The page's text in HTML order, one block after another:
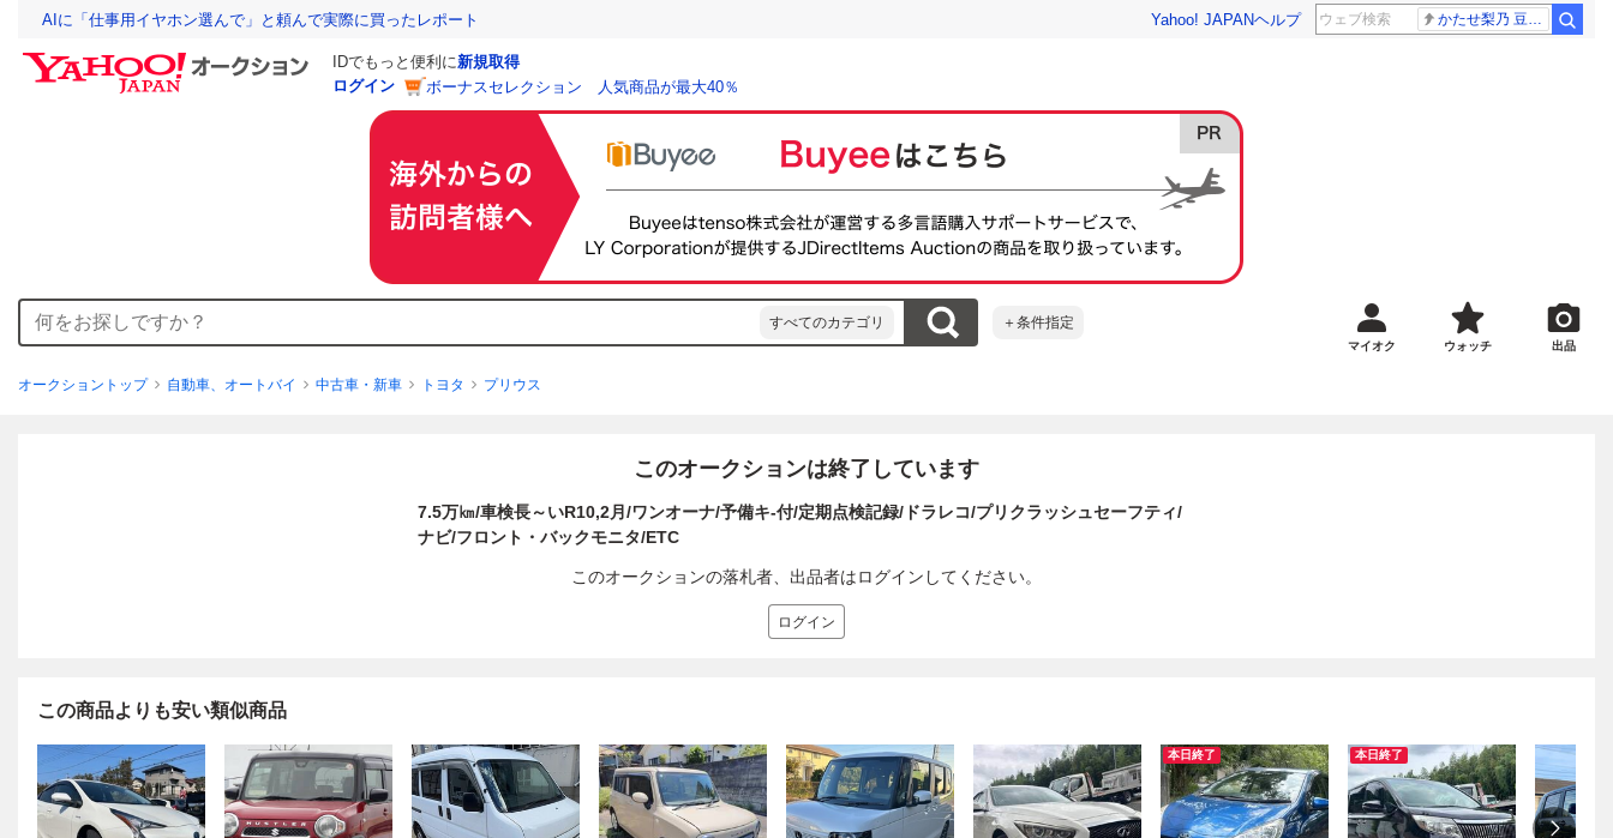
AIに「仕事用イヤホン選んで」と頼んで実際に買ったレポート Yahoo! JAPANヘルプ かたせ梨乃 豆原一成
IDでもっと便利に新規取得
ログイン
ボーナスセレクション 人気商品が最大40％
すべてのカテゴリ ＋条件指定
マイオク ウォッチ 出品
オークショントップ 自動車、オートバイ 中古車・新車 トヨタ プリウス
このオークションは終了しています
7.5万㎞/車検長～いR10,2月/ワンオーナ/予備キ-付/定期点検記録/ドラレコ/プリクラッシュセーフティ/
ナビ/フロント・バックモニタ/ETC
このオークションの落札者、出品者はログインしてください。
ログイン
この商品よりも安い類似商品
本日終了 本日終了